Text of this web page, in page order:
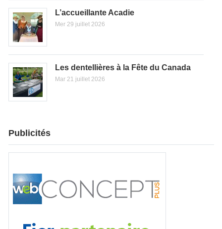
L’accueillante Acadie
Mer 29 juillet 2026
Les dentellières à la Fête du Canada
Mar 21 juillet 2026
Publicités